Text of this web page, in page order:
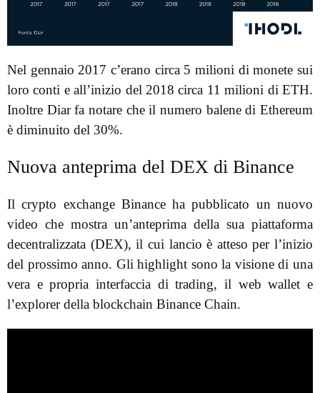
Nel gennaio 2017 c’erano circa 5 milioni di monete sui
loro conti e all’inizio del 2018 circa 11 milioni di ETH.
Inoltre Diar fa notare che il numero balene di Ethereum
è diminuito del 30%.
Nuova anteprima del DEX di Binance
Il crypto exchange Binance ha pubblicato un nuovo
video che mostra un’anteprima della sua piattaforma
decentralizzata (DEX), il cui lancio è atteso per l’inizio
del prossimo anno. Gli highlight sono la visione di una
vera e propria interfaccia di trading, il web wallet e
l’explorer della blockchain Binance Chain.